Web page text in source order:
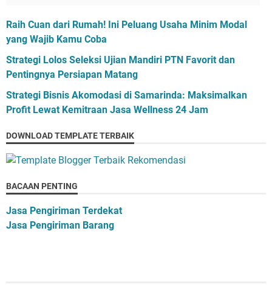
Raih Cuan dari Rumah! Ini Peluang Usaha Minim Modal
yang Wajib Kamu Coba
Strategi Lolos Seleksi Ujian Mandiri PTN Favorit dan
Pentingnya Persiapan Matang
Strategi Bisnis Akomodasi di Samarinda: Maksimalkan
Profit Lewat Kemitraan Jasa Wellness 24 Jam
DOWNLOAD TEMPLATE TERBAIK
BACAAN PENTING
Jasa Pengiriman Terdekat
Jasa Pengiriman Barang